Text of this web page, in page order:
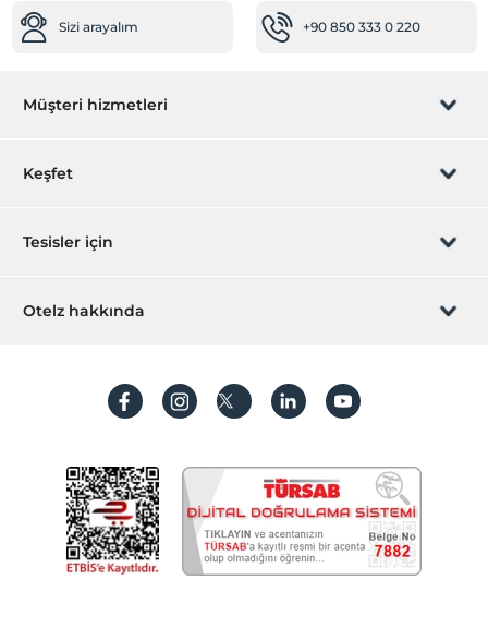
Sizi arayalım +90 850 333 0 220
Müşteri hizmetleri
Rezervasyon yönet
Sıkça sorulan sorular
İşlem rehberi
Keşfet
Hediye Kart
Hesap oluştur
Tesisler için
Hemen tesisinizi ekleyin
Otelz hakkında
Koşullar ve şartlar
Aydınlatma metni